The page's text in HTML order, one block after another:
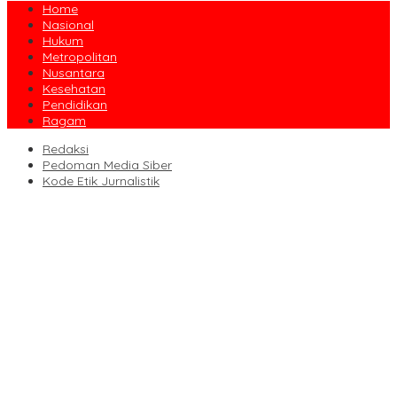
Home
Nasional
Hukum
Metropolitan
Nusantara
Kesehatan
Pendidikan
Ragam
Redaksi
Pedoman Media Siber
Kode Etik Jurnalistik